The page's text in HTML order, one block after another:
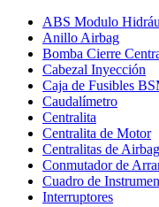
ABS Modulo
Anillo Airbag
Bomba Cierre
Cabezal Inyección
Caja de Fusibles
Caudalímetro
Centralita
Centralita de Motor
Centralitas de Airbag
Conmutador de
Cuadro de
Interruptores